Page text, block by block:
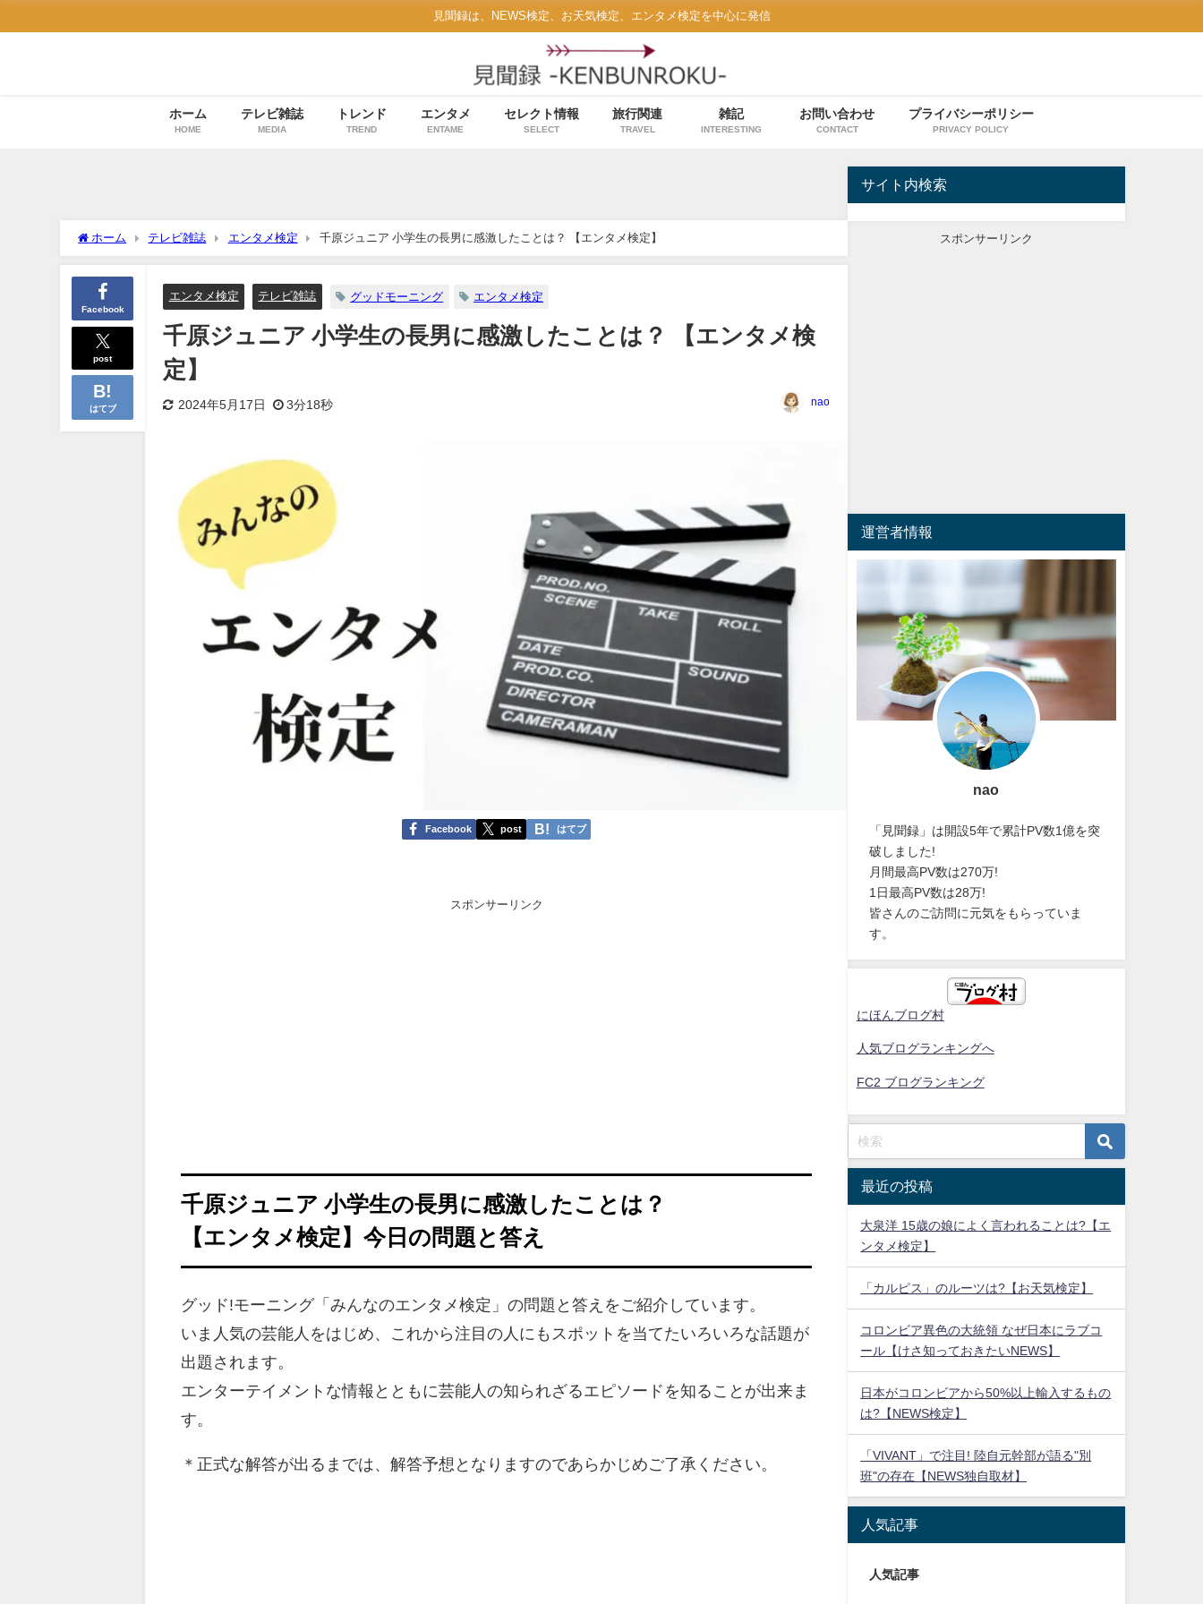
見聞録は、NEWS検定、お天気検定、エンタメ検定を中心に発信
ホーム
HOME
テレビ雑誌
MEDIA
トレンド
TREND
エンタメ
ENTAME
セレクト情報
SELECT
旅行関連
TRAVEL
雑記
INTERESTING
お問い合わせ
CONTACT
プライバシーポリシー
PRIVACY POLICY
ホーム テレビ雑誌 エンタメ検定 千原ジュニア 小学生の長男に感激したことは？ 【エンタメ検定】
Facebook
post
はてブ
エンタメ検定 テレビ雑誌 グッドモーニング エンタメ検定
千原ジュニア 小学生の長男に感激したことは？ 【エンタメ検
定】
2024年5月17日 3分18秒 nao
Facebook post はてブ
スポンサーリンク
千原ジュニア 小学生の長男に感激したことは？
【エンタメ検定】今日の問題と答え
グッド!モーニング「みんなのエンタメ検定」の問題と答えをご紹介しています。
いま人気の芸能人をはじめ、 これから注目の人にもスポットを当てたいろいろな話題が
出題されます。
エンターテイメントな情報とともに芸能人の知られざるエピソードを知ることが出来ま
す。
＊正式な解答が出るまでは、解答予想となりますのであらかじめご了承ください。
サイト内検索
スポンサーリンク
運営者情報
nao
「見聞録」は開設5年で累計PV数1億を突
破しました!
月間最高PV数は270万!
1日最高PV数は28万!
皆さんのご訪問に元気をもらっていま
す。
にほんブログ村
人気ブログランキングへ
FC2 ブログランキング
最近の投稿
大泉洋 15歳の娘によく言われることは?【エ
ンタメ検定】
「カルピス」のルーツは?【お天気検定】
コロンビア異色の大統領 なぜ日本にラブコ
ール【けさ知っておきたいNEWS】
日本がコロンビアから50%以上輸入するもの
は?【NEWS検定】
「VIVANT」で注目! 陸自元幹部が語る"別
班"の存在【NEWS独自取材】
人気記事
人気記事